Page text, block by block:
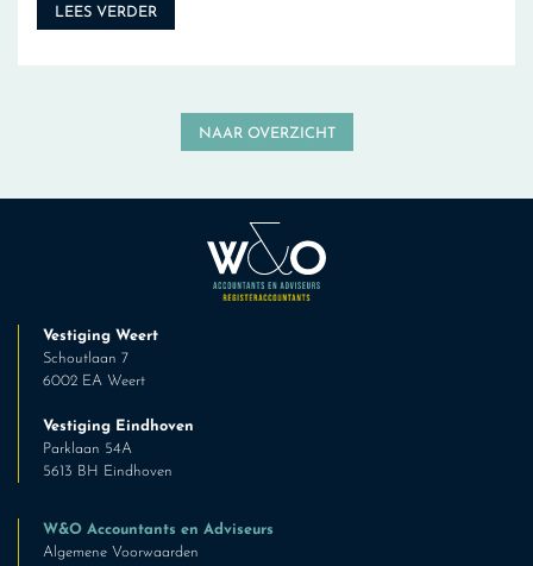
LEES VERDER
NAAR OVERZICHT
Vestiging Weert
Schoutlaan 7
6002 EA Weert
Vestiging Eindhoven
Parklaan 54A
5613 BH Eindhoven
W&O Accountants en Adviseurs
Algemene Voorwaarden